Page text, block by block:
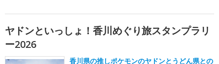
ヤドンといっしょ！香川めぐり旅スタンプラリ
ー2026
香川県の推しポケモンのヤドンとうどん県との